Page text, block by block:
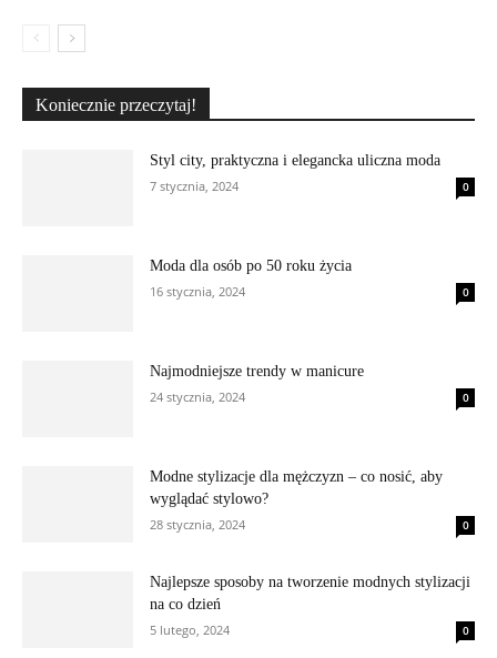
Koniecznie przeczytaj!
Styl city, praktyczna i elegancka uliczna moda
7 stycznia, 2024
0
Moda dla osób po 50 roku życia
16 stycznia, 2024
0
Najmodniejsze trendy w manicure
24 stycznia, 2024
0
Modne stylizacje dla mężczyzn – co nosić, aby
wyglądać stylowo?
28 stycznia, 2024
0
Najlepsze sposoby na tworzenie modnych stylizacji
na co dzień
5 lutego, 2024
0